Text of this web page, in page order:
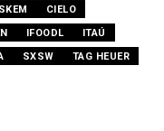
CIELO
IFOODL
ITAÚ
SXSW
TAG HEUER